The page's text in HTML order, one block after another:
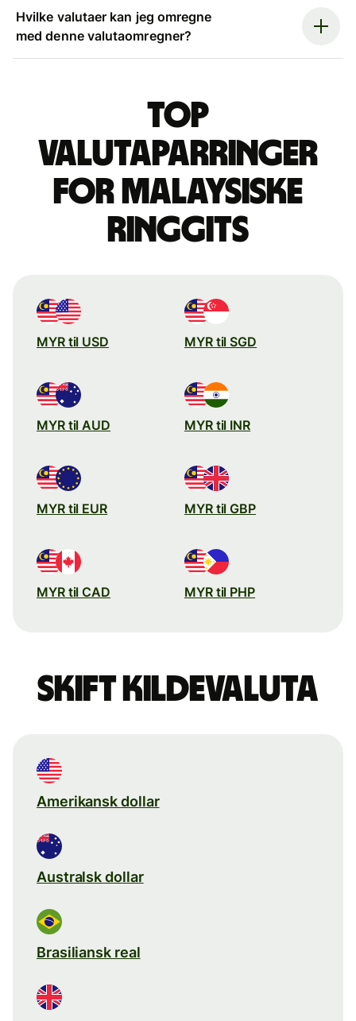
Hvilke valutaer kan jeg omregne
med denne valutaomregner?
Top
valutaparringer
for malaysiske
ringgits
MYR til USD MYR til SGD
MYR til AUD MYR til INR
MYR til EUR MYR til GBP
MYR til CAD MYR til PHP
Skift kildevaluta
Amerikansk dollar
Australsk dollar
Brasiliansk real